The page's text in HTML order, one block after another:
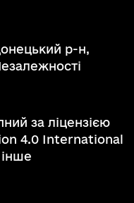
р-н,
за ліцензією
4.0 International